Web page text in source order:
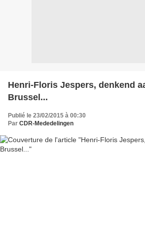
Henri-Floris Jespers, denkend
Brussel...
Publié le 23/02/2015 à 00:30
Par CDR-Mededelingen